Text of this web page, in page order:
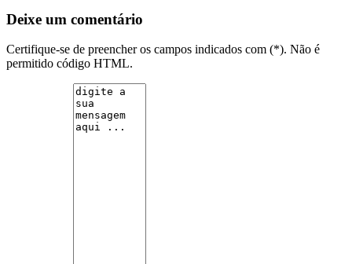
Deixe um comentário
Certifique-se de preencher os campos indicados com (*). Não é
permitido código HTML.